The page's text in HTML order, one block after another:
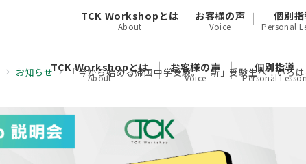
TCK Workshopとは
About
お客様の声
Voice
個別指導
Personal
TCK Workshopとは
About
お客様の声
Voice
個別指
Personal
お知らせ 『今から始める帰国中学受験。「新」受験生へ！いろ